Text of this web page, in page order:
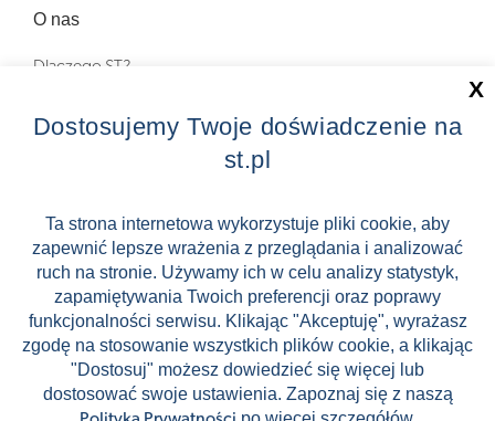
O nas
Dlaczego ST?
Zostań Pilotem wycieczek!
Zniżki
FAQ
ST INCENTIVE
Stock images by Depositphotos
Dostosujemy Twoje doświadczenie na
st.pl
Ta strona internetowa wykorzystuje pliki cookie, aby
zapewnić lepsze wrażenia z przeglądania i analizować
ruch na stronie. Używamy ich w celu analizy statystyk,
zapamiętywania Twoich preferencji oraz poprawy
funkcjonalności serwisu. Klikając "Akceptuję", wyrażasz
zgodę na stosowanie wszystkich plików cookie, a klikając
"Dostosuj" możesz dowiedzieć się więcej lub
dostosować swoje ustawienia. Zapoznaj się z naszą
X